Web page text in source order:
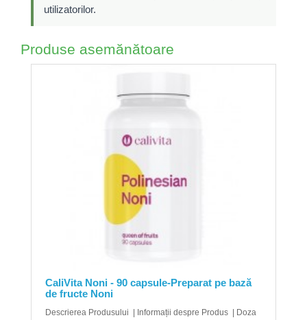
utilizatorilor.
Produse asemănătoare
CaliVita Noni - 90 capsule-Preparat pe bază
de fructe Noni
Descrierea Produsului | Informații despre Produs | Doza